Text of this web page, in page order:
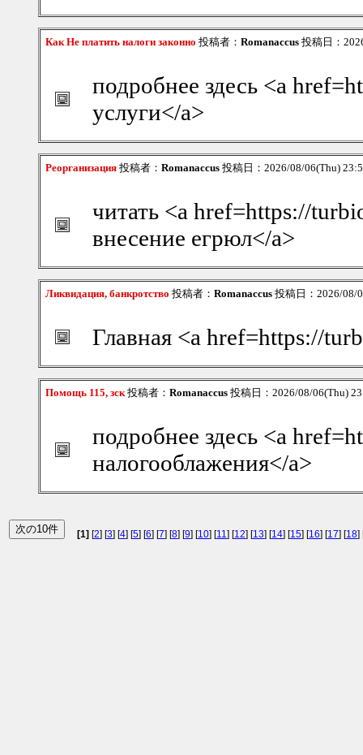
Как Не платить налоги законно 投稿者： Romanaccus 投稿日：
подробнее здесь <a
услуги</a>
Реорганизация 投稿者： Romanaccus 投稿日：2026/08/06(Thu)
читать <a href=https://
внесение егрюл</a>
Ликвидация, банкротство 投稿者： Romanaccus 投稿日：2026/08/
Главная <a href=https://
Помощь 115, зск投稿者： Romanaccus 投稿日：2026/08/06(Thu)
подробнее здесь <a
налогооблажения</a>
[1] [2] [3] [4] [5] [6] [7] [8] [9] [10] [11] [12] [13] [14] [15] [16] [17] [18]